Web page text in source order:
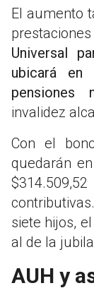
El aumento
Universal
ubicará en
pensiones
invalidez
Con el
quedarán
siete hijos,
al de la
AUH y